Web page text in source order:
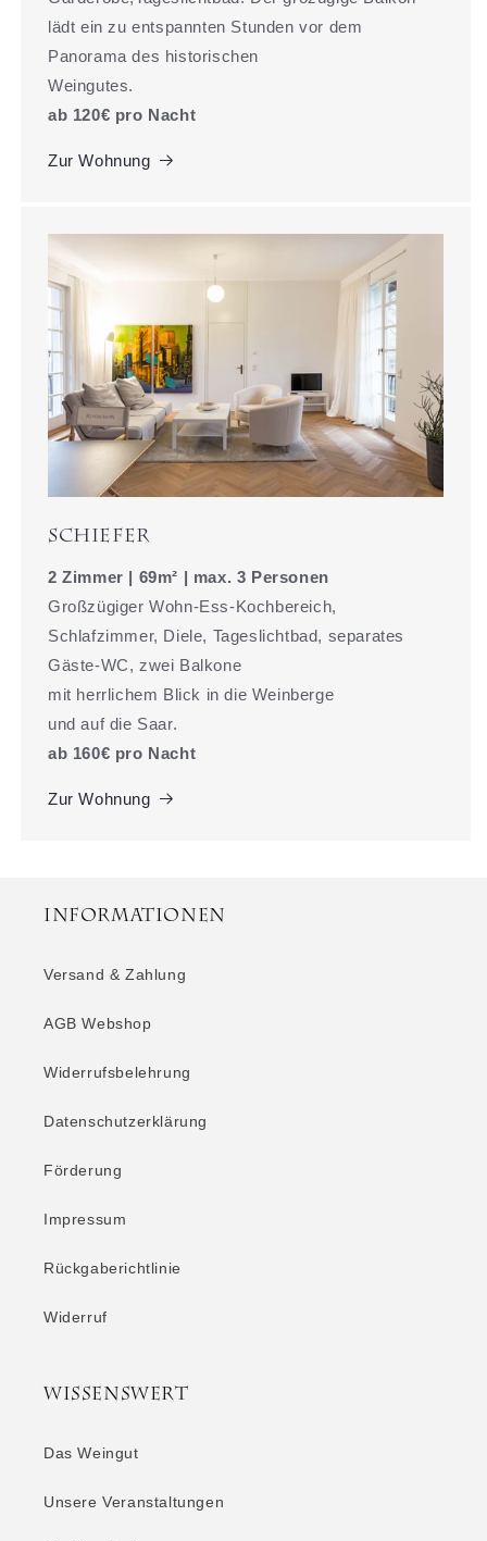
lädt ein zu entspannten Stunden vor dem
Panorama des historischen
Weingutes.
ab 120€ pro Nacht
Zur Wohnung
Schiefer
2 Zimmer | 69m² | max. 3 Personen
Großzügiger Wohn-Ess-Kochbereich,
Schlafzimmer, Diele, Tageslichtbad, separates
Gäste-WC, zwei Balkone
mit herrlichem Blick in die Weinberge
und auf die Saar.
ab 160€ pro Nacht
Zur Wohnung
Informationen
Versand & Zahlung
AGB Webshop
Widerrufsbelehrung
Datenschutzerklärung
Förderung
Impressum
Rückgaberichtlinie
Widerruf
Wissenswert
Das Weingut
Unsere Veranstaltungen